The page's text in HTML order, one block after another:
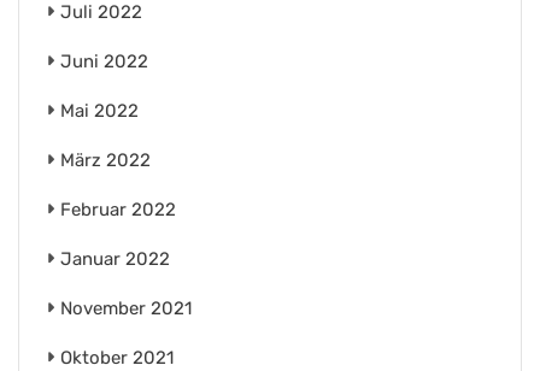
Juli 2022
Juni 2022
Mai 2022
März 2022
Februar 2022
Januar 2022
November 2021
Oktober 2021